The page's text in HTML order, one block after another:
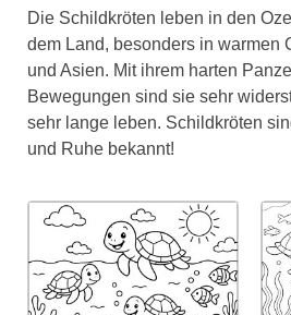
Die Schildkröten leben in den
dem Land, besonders in warmen
und Asien. Mit ihrem harten
Bewegungen sind sie sehr
sehr lange leben. Schildkröten
und Ruhe bekannt!